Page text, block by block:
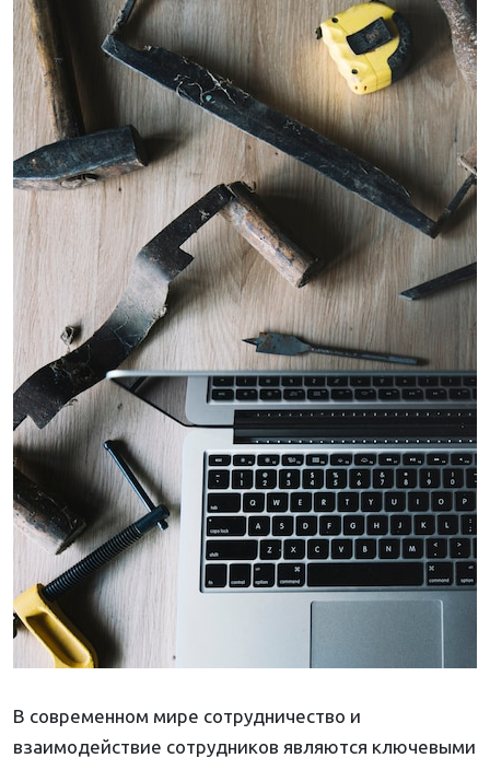
В современном мире сотрудничество и
взаимодействие сотрудников являются ключевыми